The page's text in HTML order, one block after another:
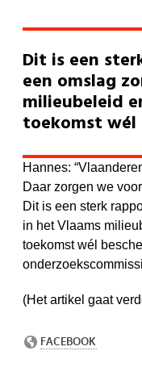
Dit is een
een omslag
milieubeleid
toekomst wél
Hannes:
Daar zorgen we
Dit is een sterk
in het Vlaams
toekomst wél
(Het artikel gaat